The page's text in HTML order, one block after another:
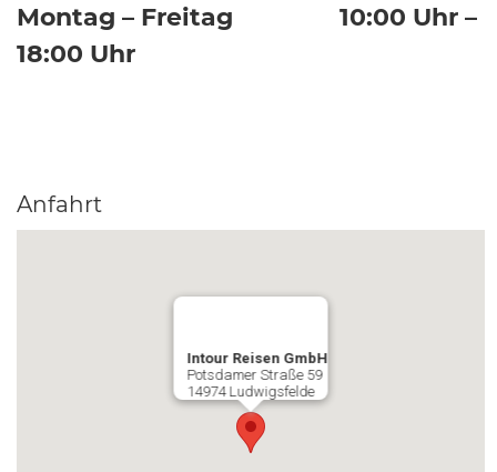
Montag – Freitag 10:00 Uhr –
18:00 Uhr
Anfahrt
Intour Reisen GmbH
Potsdamer Straße 59
14974 Ludwigsfelde